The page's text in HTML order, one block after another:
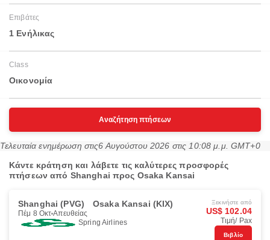
Επιβάτες
1 Ενήλικας
Class
Οικονομία
Αναζήτηση πτήσεων
Τελευταία ενημέρωση στις6 Αυγούστου 2026 στις 10:08 μ.μ. GMT+0
Κάντε κράτηση και λάβετε τις καλύτερες προσφορές
πτήσεων από Shanghai προς Osaka Kansai
Shanghai (PVG) Osaka Kansai (KIX)
Πέμ 8 Οκτ Απευθείας
Spring Airlines
Ξεκινήστε από
US$ 102.04
Τιμή/ Pax
Βιβλίο